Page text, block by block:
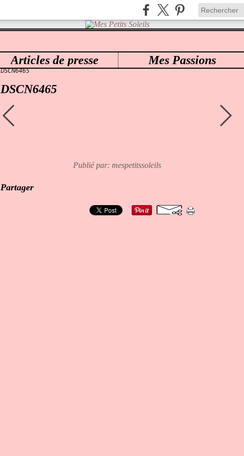
Articles de presse
Mes Passions
MES PETITS SOLEILS > 0120 CHANELLE SCULPTED BY JANNIE DE LANGE BÉATRICE
DSCN6465
DSCN6465
Publié par: mespetitssoleils
Partager